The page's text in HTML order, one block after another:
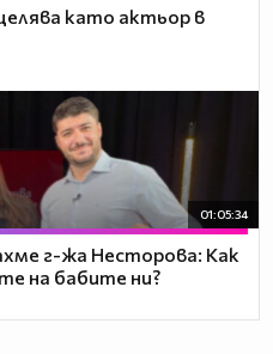
като актьор в
01:05:34
г-жа Несторова: Как
на бабите ни?